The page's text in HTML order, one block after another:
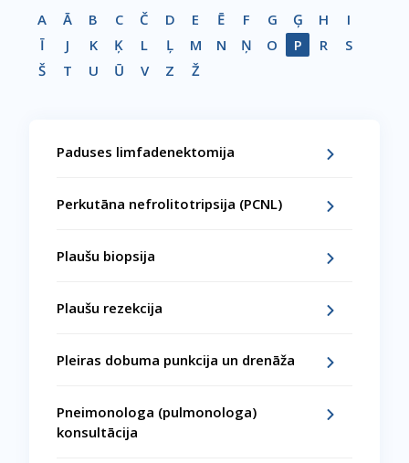
A Ā B C Č D E Ē F G Ģ H
I
Ī
J K Ķ L Ļ M N Ņ O P R
S
Š
T U Ū V Z Ž
Paduses limfadenektomija
Perkutāna nefrolitotripsija (PCNL)
Plaušu biopsija
Plaušu rezekcija
Pleiras dobuma punkcija un drenāža
Pneimonologa (pulmonologa)
konsultācija